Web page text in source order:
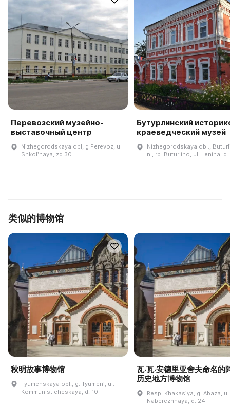
Перевозский музейно-
выставочный центр
Nizhegorodskaya obl, g Perevoz, ul
Shkolʹnaya, zd 30
Бутурлинский
краеведческий музей
Nizhegorodskaya obl.,
n., rp. Buturlino, ul. Lenina, d.
类似的博物馆
秋明故事博物馆
Tyumenskaya obl., g. Tyumenʹ, ul.
Kommunisticheskaya, d. 10
瓦·瓦·安德里亚舍夫命名的
历史地方博物馆
Resp. Khakasiya, g. Abaza, ul.
Naberezhnaya, d. 24